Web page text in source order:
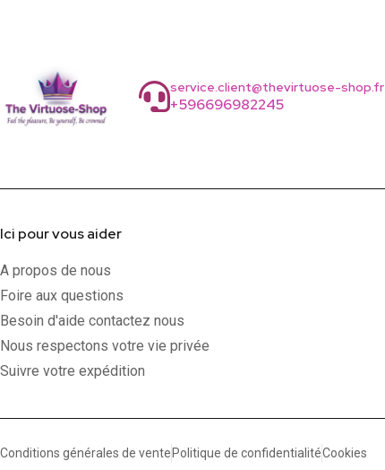
service.client@thevirtuose-shop.fr
+596696982245
Ici pour vous aider
A propos de nous
Foire aux questions
Besoin d'aide contactez nous
Nous respectons votre vie privée
Suivre votre expédition
Conditions générales de vente Politique de confidentialitéCookies